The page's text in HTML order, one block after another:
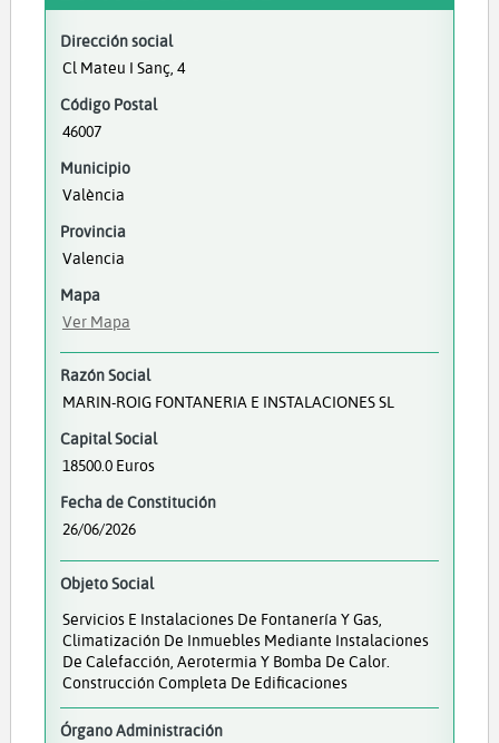
Dirección social
Cl Mateu I Sanç, 4
Código Postal
46007
Municipio
València
Provincia
Valencia
Mapa
Ver Mapa
Razón Social
MARIN-ROIG FONTANERIA E INSTALACIONES SL
Capital Social
18500.0 Euros
Fecha de Constitución
26/06/2026
Objeto Social
Servicios E Instalaciones De Fontanería Y Gas,
Climatización De Inmuebles Mediante Instalaciones
De Calefacción, Aerotermia Y Bomba De Calor.
Construcción Completa De Edificaciones
Órgano Administración